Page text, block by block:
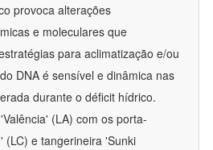
provoca alterações
e moleculares que
para aclimatização e/ou
DNA é sensível e dinâmica nas
durante o déficit hídrico.
(LA) com os porta-
(LC) e tangerineira 'Sunki